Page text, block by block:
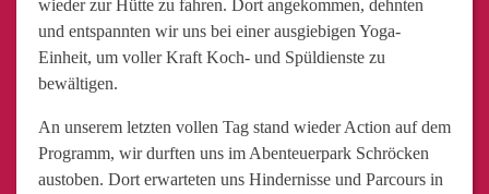
wieder zur Hütte zu fahren. Dort angekommen, dehnten
und entspannten wir uns bei einer ausgiebigen Yoga-
Einheit, um voller Kraft Koch- und Spüldienste zu
bewältigen.
An unserem letzten vollen Tag stand wieder Action auf dem
Programm, wir durften uns im Abenteuerpark Schröcken
austoben. Dort erwarteten uns Hindernisse und Parcours in